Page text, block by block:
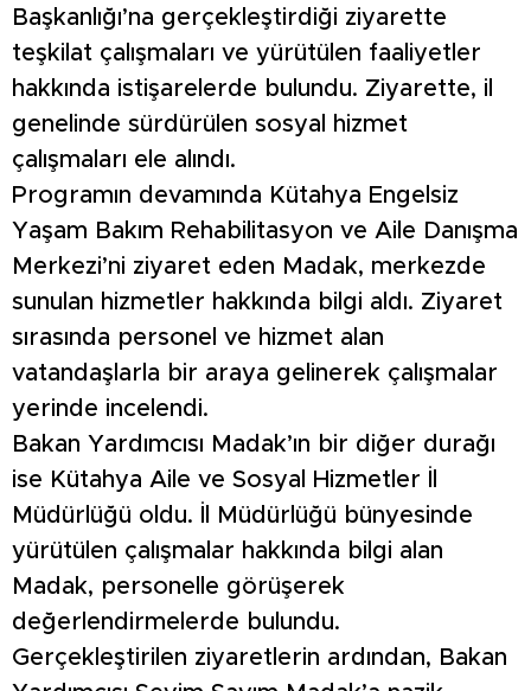
Başkanlığı’na gerçekleştirdiği ziyarette
teşkilat çalışmaları ve yürütülen faaliyetler
hakkında istişarelerde bulundu. Ziyarette, il
genelinde sürdürülen sosyal hizmet
çalışmaları ele alındı.
Programın devamında Kütahya Engelsiz
Yaşam Bakım Rehabilitasyon ve Aile Danışma
Merkezi’ni ziyaret eden Madak, merkezde
sunulan hizmetler hakkında bilgi aldı. Ziyaret
sırasında personel ve hizmet alan
vatandaşlarla bir araya gelinerek çalışmalar
yerinde incelendi.
Bakan Yardımcısı Madak’ın bir diğer durağı
ise Kütahya Aile ve Sosyal Hizmetler İl
Müdürlüğü oldu. İl Müdürlüğü bünyesinde
yürütülen çalışmalar hakkında bilgi alan
Madak, personelle görüşerek
değerlendirmelerde bulundu.
Gerçekleştirilen ziyaretlerin ardından, Bakan